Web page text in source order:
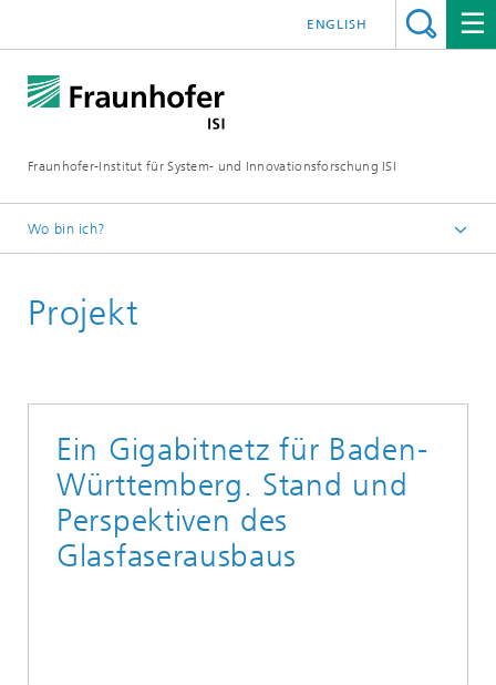
Fraunhofer-Institut für System- und Innovationsforschung ISI
ENGLISH
Wo bin ich?
Abteilungen
Projekt
Ein Gigabitnetz für Baden-
Württemberg. Stand und
Perspektiven des
Glasfaserausbaus